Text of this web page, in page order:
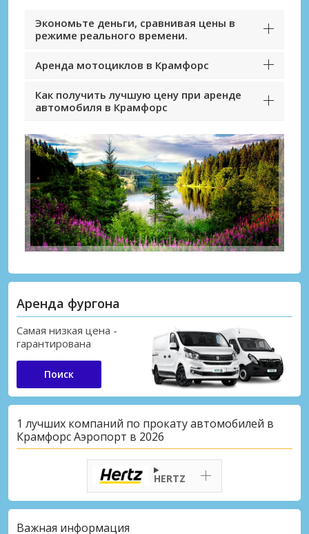
Экономьте деньги, сравнивая цены в
режиме реального времени.
Аренда мотоциклов в Крамфорс
Как получить лучшую цену при аренде
автомобиля в Крамфорс
Аренда фургона
Самая низкая цена -
гарантирована
Поиск
1 лучших компаний по прокату автомобилей в
Крамфорс Аэропорт в 2026
HERTZ
Важная информация